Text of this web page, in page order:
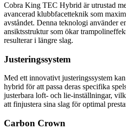
Cobra King TEC Hybrid är utrustad
avancerad klubbfacetteknik som
avståndet. Denna teknologi använder
ansiktsstruktur som ökar
resulterar i längre slag.
Justeringssystem
Med ett innovativt justeringssystem
hybrid för att passa deras specifika
justerbara loft- och lie-inställningar,
att finjustera sina slag för optimal
Carbon Crown